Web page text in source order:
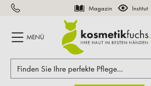
springen Magazin Institut
MENÜ